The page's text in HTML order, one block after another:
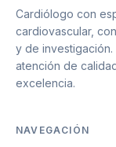
Cardiólogo con
cardiovascular,
y de
atención de
excelencia.
NAVEGACIÓN